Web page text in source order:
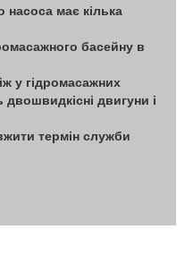
насоса має кілька
басейну в
у гідромасажних
двигуни і
термін служби